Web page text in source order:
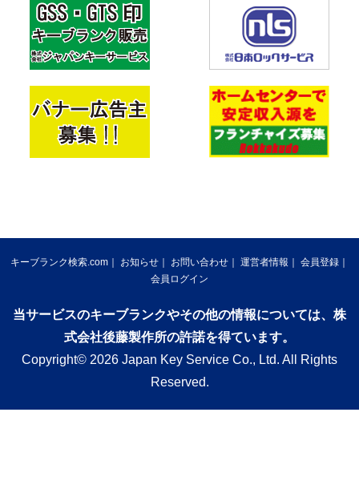
キーブランク検索.com お知らせ お問い合わせ 運営者情報
会員登録
会員ログイン
当サービスのキーブランクやその他の情報については、株
式会社後藤製作所の許諾を得ています。
Copyright© 2026 Japan Key Service Co., Ltd. All Rights
Reserved.